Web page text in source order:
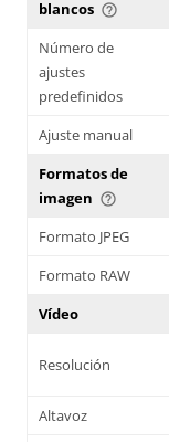
blancos help_outline
Número de
ajustes
predefinidos
Ajuste manual
Formatos de
imagen help_outline
Formato JPEG
Formato RAW
Vídeo
Resolución
Altavoz